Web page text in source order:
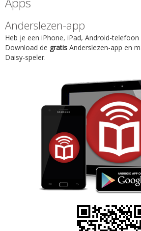
Anderslezen-app
Heb je een iPhone, iPad, Android-
Download de gratis Anderslezen-app en
Daisy-speler.